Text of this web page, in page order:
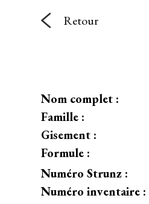
Retour
Nom complet :
Famille :
Gisement :
Formule :
Numéro Strunz :
Numéro inventaire :